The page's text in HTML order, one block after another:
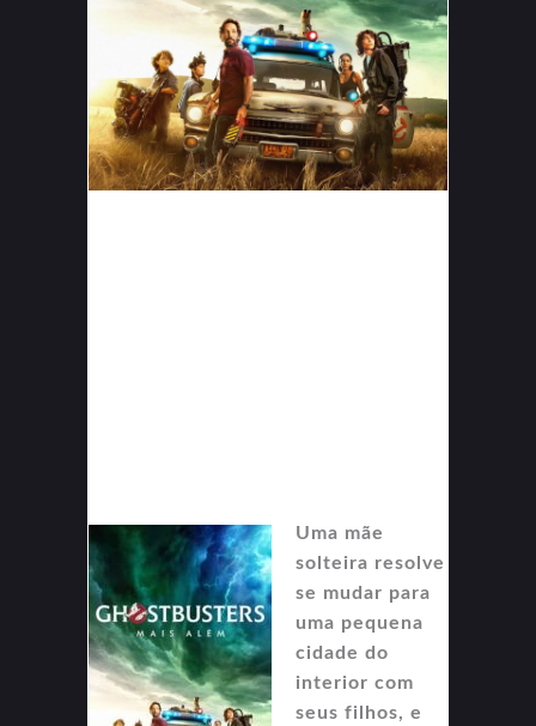
Uma mãe
solteira resolve
se mudar para
uma pequena
cidade do
interior com
seus filhos, e